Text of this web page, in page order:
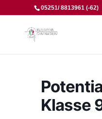
05251/ 8813961 (-62)
Klasse